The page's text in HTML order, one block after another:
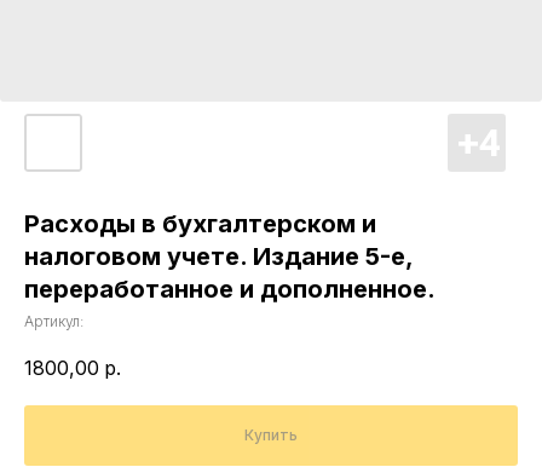
Расходы в бухгалтерском и
налоговом учете. Издание 5-е,
переработанное и дополненное.
Артикул:
1800,00 р.
Купить